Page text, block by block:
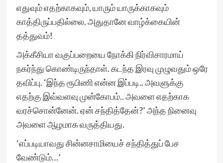
எதுவும் எதற்காகவும், யாரும் யாருக்காகவும்
காத்திருப்பதில்லை. அதுதானே வாழ்க்கையின்
தத்துவம்!
அக்கீசியா வகுப்பறையை நோக்கி நிர்விசாரமாய்
நகர்ந்து கொண்டிருந்தாள். கடந்த இரவு முழுவதும் ஒரே
தவிப்பு. ‘இந்த ரூபிணி என்ன இப்படி.. அவளுக்கு
எதற்கு இவ்வளவு முன்கோபம்.. அவளை எதற்காக
வரச்சொன்னேன். ஏன் சந்தித்தேன்?’ அந்த நினைவு
அவளை ஆழமாக வருத்தியது.
‘எப்படியாவது சின்னசாமியைச் சந்தித்துப் பேச
வேண்டும்…’